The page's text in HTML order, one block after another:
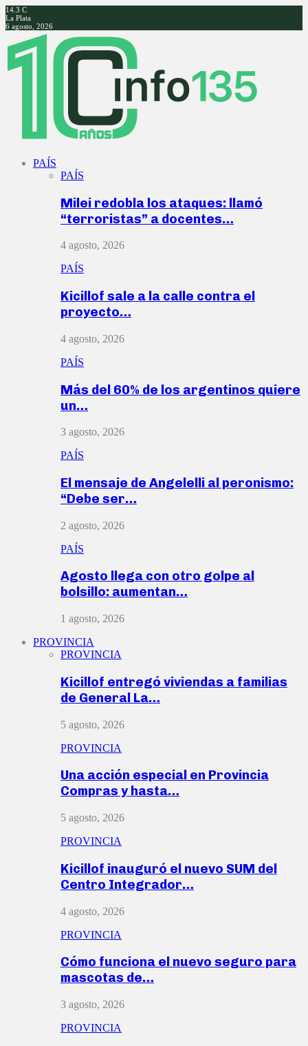
14.3 C
La Plata
6 agosto, 2026
Facebook
Twitter
Instagram
Youtube
PAÍS
PAÍS
Milei redobla los ataques: llamó
“terroristas” a docentes…
4 agosto, 2026
PAÍS
Kicillof sale a la calle contra el
proyecto…
4 agosto, 2026
PAÍS
Más del 60% de los argentinos quiere
un…
3 agosto, 2026
PAÍS
El mensaje de Angelelli al peronismo:
“Debe ser…
2 agosto, 2026
PAÍS
Agosto llega con otro golpe al
bolsillo: aumentan…
1 agosto, 2026
PROVINCIA
PROVINCIA
Kicillof entregó viviendas a familias
de General La…
5 agosto, 2026
PROVINCIA
Una acción especial en Provincia
Compras y hasta…
5 agosto, 2026
PROVINCIA
Kicillof inauguró el nuevo SUM del
Centro Integrador…
4 agosto, 2026
PROVINCIA
Cómo funciona el nuevo seguro para
mascotas de…
3 agosto, 2026
PROVINCIA